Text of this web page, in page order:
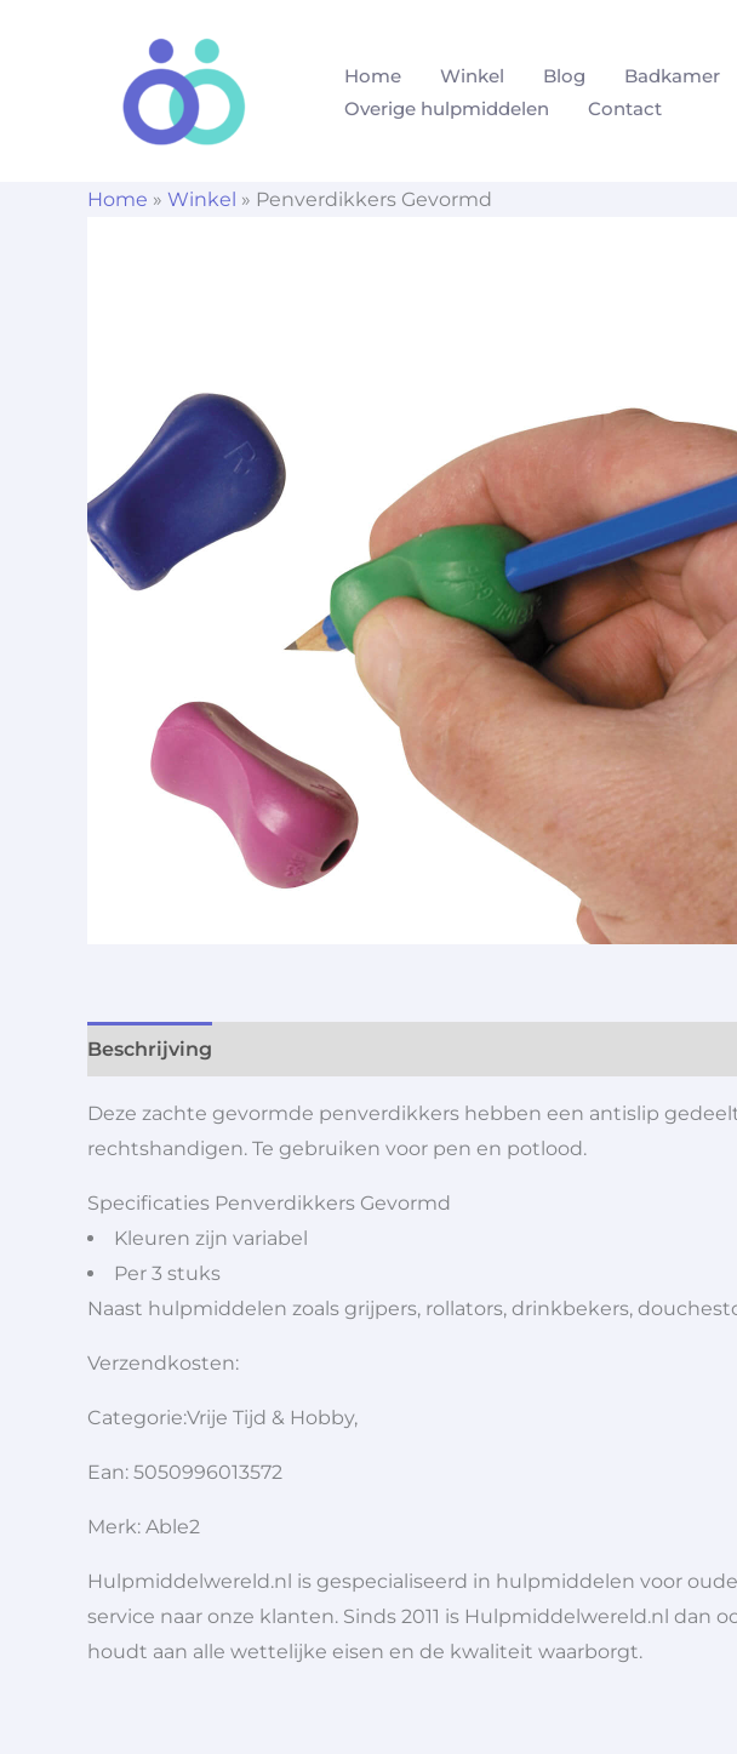
Home Winkel Blog Badkamer
Overige hulpmiddelen
Contact
Home » Winkel » Penverdikkers Gevormd
Beschrijving
Deze zachte gevormde penverdikkers hebben een antislip
rechtshandigen. Te gebruiken voor pen en potlood.
Specificaties Penverdikkers Gevormd
Kleuren zijn variabel
Per 3 stuks
Naast hulpmiddelen zoals grijpers, rollators, drinkbekers,
Verzendkosten:
Categorie:Vrije Tijd & Hobby,
Ean: 5050996013572
Merk: Able2
Hulpmiddelwereld.nl is gespecialiseerd in hulpmiddelen voor
service naar onze klanten. Sinds 2011 is Hulpmiddelwereld.nl
houdt aan alle wettelijke eisen en de kwaliteit waarborgt.